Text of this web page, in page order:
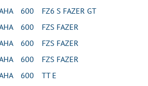
600 FZ6 S FAZER GT
600 FZS FAZER
600 FZS FAZER
600 FZS FAZER
600 TT E